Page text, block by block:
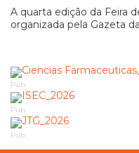
A quarta edição da Feira
organizada pela Gazeta
Pub
Pub
Pub